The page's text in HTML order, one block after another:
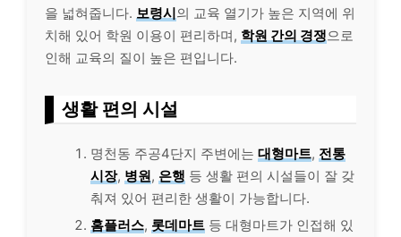
을 넓혀줍니다. 보령시의 교육 열기가 높은 지역에 위
치해 있어 학원 이용이 편리하며, 학원 간의 경쟁으로
인해 교육의 질이 높은 편입니다.
생활 편의 시설
명천동 주공4단지 주변에는 대형마트, 전통
시장, 병원, 은행 등 생활 편의 시설들이 잘 갖
춰져 있어 편리한 생활이 가능합니다.
홈플러스, 롯데마트 등 대형마트가 인접해 있